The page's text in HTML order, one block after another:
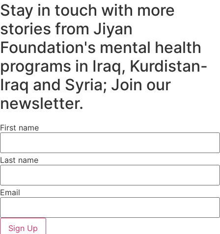
Stay in touch with more
stories from Jiyan
Foundation's mental health
programs in Iraq, Kurdistan-
Iraq and Syria; Join our
newsletter.
First name
Last name
Email
Sign Up